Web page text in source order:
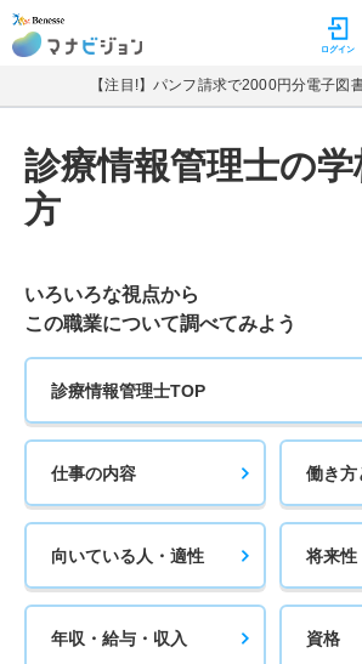
マナビジョン ログイン
【注目!】パンフ請求で2000円分電子図
診療情報管理士の
方
いろいろな視点から
この職業について調べてみよう
診療情報管理士TOP
仕事の内容 働き方
向いている人・適性 将来性
年収・給与・収入 資格